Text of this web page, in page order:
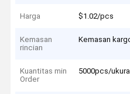
Harga $1.02/pcs
Kemasan
rincian
Kemasan
Kuantitas min
Order
5000pcs/